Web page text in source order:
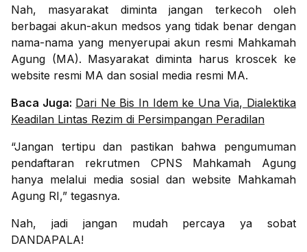
Nah, masyarakat diminta jangan terkecoh oleh
berbagai akun-akun medsos yang tidak benar dengan
nama-nama yang menyerupai akun resmi Mahkamah
Agung (MA). Masyarakat diminta harus kroscek ke
website resmi MA dan sosial media resmi MA.
Baca Juga: Dari Ne Bis In Idem ke Una Via, Dialektika
Keadilan Lintas Rezim di Persimpangan Peradilan
“Jangan tertipu dan pastikan bahwa pengumuman
pendaftaran rekrutmen CPNS Mahkamah Agung
hanya melalui media sosial dan website Mahkamah
Agung RI,” tegasnya.
Nah, jadi jangan mudah percaya ya sobat
DANDAPALA!